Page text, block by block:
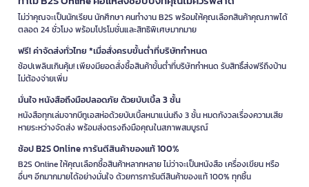
ไม่ว่าคุณจะเป็นนักเรียน นักศึกษา คนทำงาน B2S พร้อมให้คุณเลือกสินค้าคุณภาพได้
ตลอด 24 ชั่วโมง พร้อมโปรโมชั่นและสิทธิพิเศษมากมาย
ฟรี! ค่าจัดส่งทั่วไทย *เมื่อสั่งครบขั้นต่ำที่บริษัทกำหนด
ช้อปเพลินเกินคุ้ม! เพียงมียอดสั่งซื้อสินค้าขั้นต่ำที่บริษัทกำหนด รับสิทธิ์ส่งฟรีถึงบ้าน
ไม่ต้องจ่ายเพิ่ม
มั่นใจ หนังสือถึงมือปลอดภัย ด้วยบับเบิ้ล 3 ชั้น
หนังสือทุกเล่มจากบีทูเอสห่อด้วยบับเบิ้ลหนาแน่นถึง 3 ชั้น หมดกังวลเรื่องความเสีย
หายระหว่างจัดส่ง พร้อมส่งตรงถึงมือคุณในสภาพสมบูรณ์
ช้อป B2S Online การันตีสินค้าของแท้ 100%
B2S Online ให้คุณเลือกซื้อสินค้าหลากหลาย ไม่ว่าจะเป็นหนังสือ เครื่องเขียน หรือ
อื่นๆ อีกมากมายได้อย่างมั่นใจ ด้วยการการันตีสินค้าของแท้ 100% ทุกชิ้น